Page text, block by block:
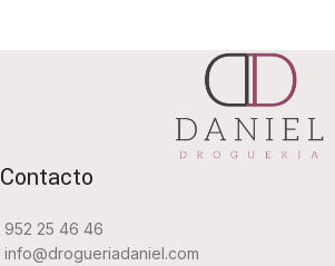
Contacto
952 25 46 46
info@drogueriadaniel.com